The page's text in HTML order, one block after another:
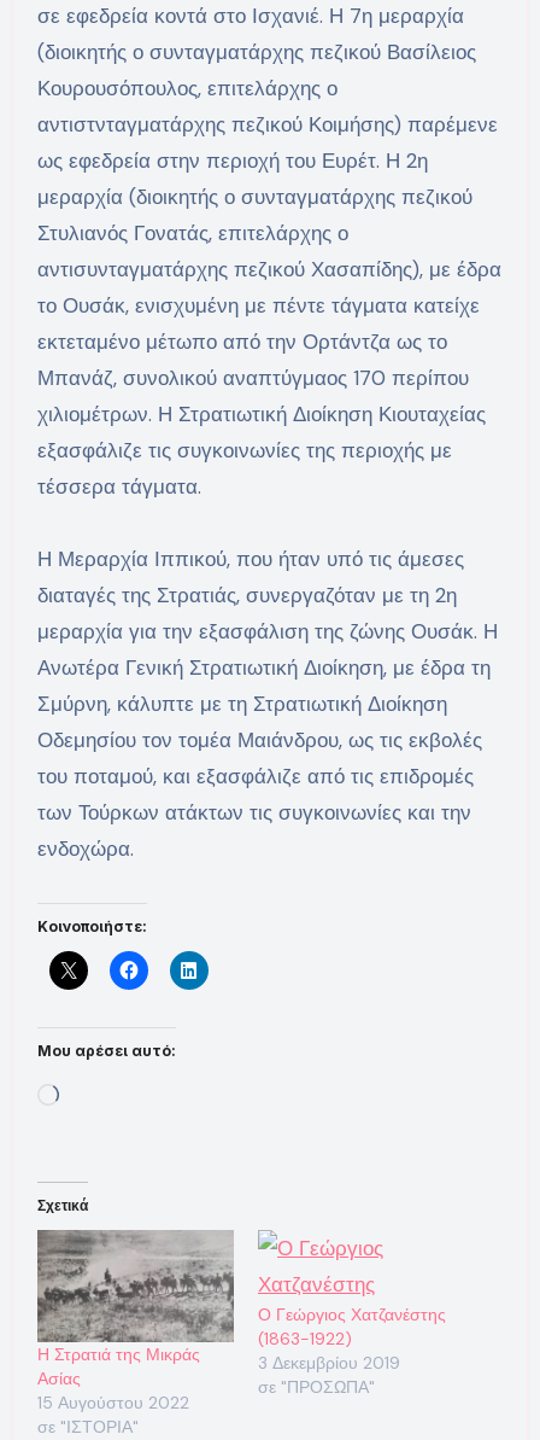
σε εφεδρεία κοντά στο Ισχανιέ. Η 7η μεραρχία
(διοικητής ο συνταγματάρχης πεζικού Βασίλειος
Κουρουσόπουλος, επιτελάρχης ο
αντιστνταγματάρχης πεζικού Κοιμήσης) παρέμενε
ως εφεδρεία στην περιοχή του Ευρέτ. Η 2η
μεραρχία (διοικητής ο συνταγματάρχης πεζικού
Στυλιανός Γονατάς, επιτελάρχης ο
αντισυνταγματάρχης πεζικού Χασαπίδης), με έδρα
το Ουσάκ, ενισχυμένη με πέντε τάγματα κατείχε
εκτεταμένο μέτωπο από την Ορτάντζα ως το
Μπανάζ, συνολικού αναπτύγμαος 170 περίπου
χιλιομέτρων. Η Στρατιωτική Διοίκηση Κιουταχείας
εξασφάλιζε τις συγκοινωνίες της περιοχής με
τέσσερα τάγματα.
Η Μεραρχία Ιππικού, που ήταν υπό τις άμεσες
διαταγές της Στρατιάς, συνεργαζόταν με τη 2η
μεραρχία για την εξασφάλιση της ζώνης Ουσάκ. Η
Ανωτέρα Γενική Στρατιωτική Διοίκηση, με έδρα τη
Σμύρνη, κάλυπτε με τη Στρατιωτική Διοίκηση
Οδεμησίου τον τομέα Μαιάνδρου, ως τις εκβολές
του ποταμού, και εξασφάλιζε από τις επιδρομές
των Τούρκων ατάκτων τις συγκοινωνίες και την
ενδοχώρα.
Κοινοποιήστε:
Μου αρέσει αυτό:
Loading…
Σχετικά
Η Στρατιά της Μικράς
Ασίας
15 Αυγούστου 2022
σε "ΙΣΤΟΡΙΑ"
Ο Γεώργιος Χατζανέστης
(1863-1922)
3 Δεκεμβρίου 2019
σε "ΠΡΟΣΩΠΑ"